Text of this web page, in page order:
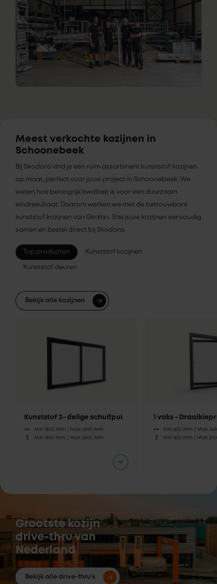
Meest verkochte kozijnen in
Schoonebeek
Bij Skodora vind je een ruim assortiment kunststof kozijnen
op maat, perfect voor jouw project in Schoonebeek. We
weten hoe belangrijk kwaliteit is voor een duurzaam
eindresultaat. Daarom werken we met de betrouwbare
kunststof kozijnen van Gealan. Stel jouw kozijnen eenvoudig
samen en bestel direct bij Skodora.
Top producten Kunststof kozijnen
Kunststof deuren
Bekijk alle kozijnen
Kunststof 2- delige schuifpui
Min 1800 Mm | Max 4590 Mm
Min 1850 Mm | Max 2600 Mm
1 vaks -
Min 600 Mm |Max
Min 600 Mm |Max
Grootste kozijn
drive-thru van
Nederland
Bekijk alle drive-thru's